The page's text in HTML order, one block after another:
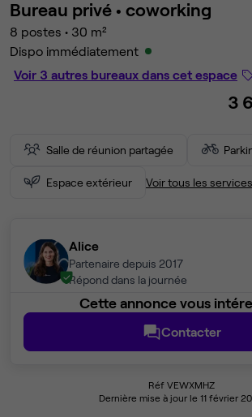
Bureau privé • coworking
8 postes • 30 m²
Dispo immédiatement
Voir 3 autres bureaux dans cet espace
3
Salle de réunion partagée
Espace extérieur Voir tous les services
Alice
Partenaire depuis 2017
Répond dans la journée
Cette annonce vous
Contacter
Réf VEWXMHZ
Dernière mise à jour le 11 février